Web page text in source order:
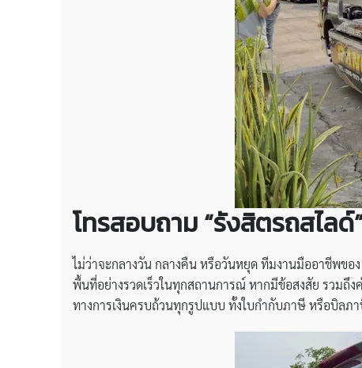
โทรสอบถาม “รังสิตรถสไล
ไม่ว่าจะกลางวัน กลางคืน หรือวันหยุด ทีมงานมืออาชีพขอ
พื้นที่อย่างรวดเร็วในทุกสถานการณ์ หากมีข้อสงสัย รวมถึง
ทางการเงินครบถ้วนทุกรูปแบบ ทั้งใบกำกับภาษี หรือบิลภ